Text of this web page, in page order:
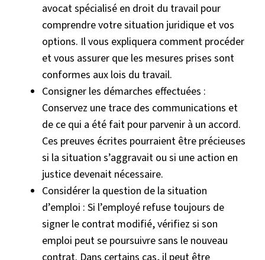
avocat spécialisé en droit du travail pour
comprendre votre situation juridique et vos
options. Il vous expliquera comment procéder
et vous assurer que les mesures prises sont
conformes aux lois du travail.
Consigner les démarches effectuées :
Conservez une trace des communications et
de ce qui a été fait pour parvenir à un accord.
Ces preuves écrites pourraient être précieuses
si la situation s’aggravait ou si une action en
justice devenait nécessaire.
Considérer la question de la situation
d’emploi : Si l’employé refuse toujours de
signer le contrat modifié, vérifiez si son
emploi peut se poursuivre sans le nouveau